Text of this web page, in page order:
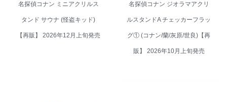
名探偵コナン ミニアクリルス
タンド サウナ (怪盗キッド)
【再販】 2026年12月上旬発売
名探偵コナン ジオラマアクリ
ルスタンドA チェッカーフラッ
グ① (コナン/蘭/灰原/世良)【再
販】 2026年10月上旬発売